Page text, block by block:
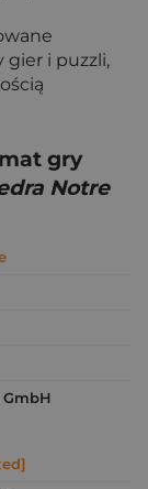
i puzzli,
gry
Notre
GmbH